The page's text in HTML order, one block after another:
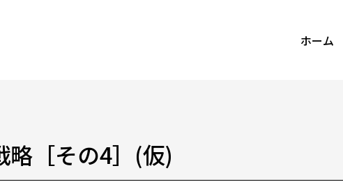
ホーム
略［その4］(仮)